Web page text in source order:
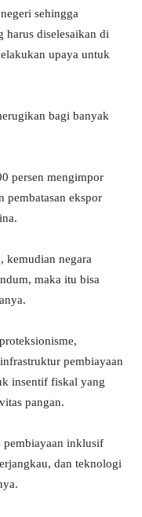
sehingga
harus diselesaikan di
upaya untuk
bagi banyak
persen mengimpor
pembatasan ekspor
kemudian negara
maka itu bisa
pembiayaan
insentif fiskal yang
pangan.
pembiayaan inklusif
dan teknologi